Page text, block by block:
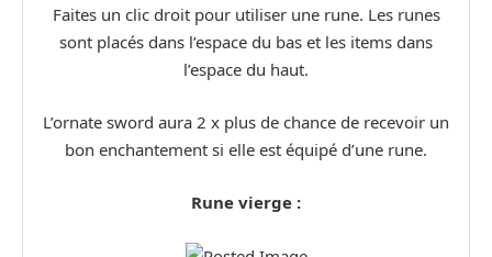
Faites un clic droit pour utiliser une rune. Les runes
sont placés dans l’espace du bas et les items dans
l’espace du haut.
L’ornate sword aura 2 x plus de chance de recevoir un
bon enchantement si elle est équipé d’une rune.
Rune vierge :